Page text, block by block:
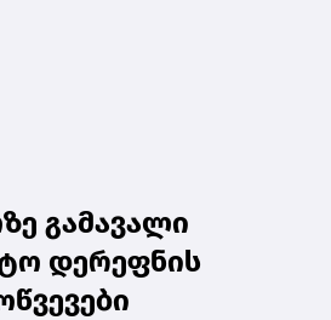
გამავალი
დერეფნის